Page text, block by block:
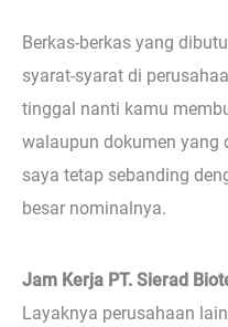
Berkas-berkas yang
syarat-syarat di
tinggal nanti kamu
walaupun dokumen yang
saya tetap sebanding
besar nominalnya.
Jam Kerja PT. Sierad
Layaknya perusahaan